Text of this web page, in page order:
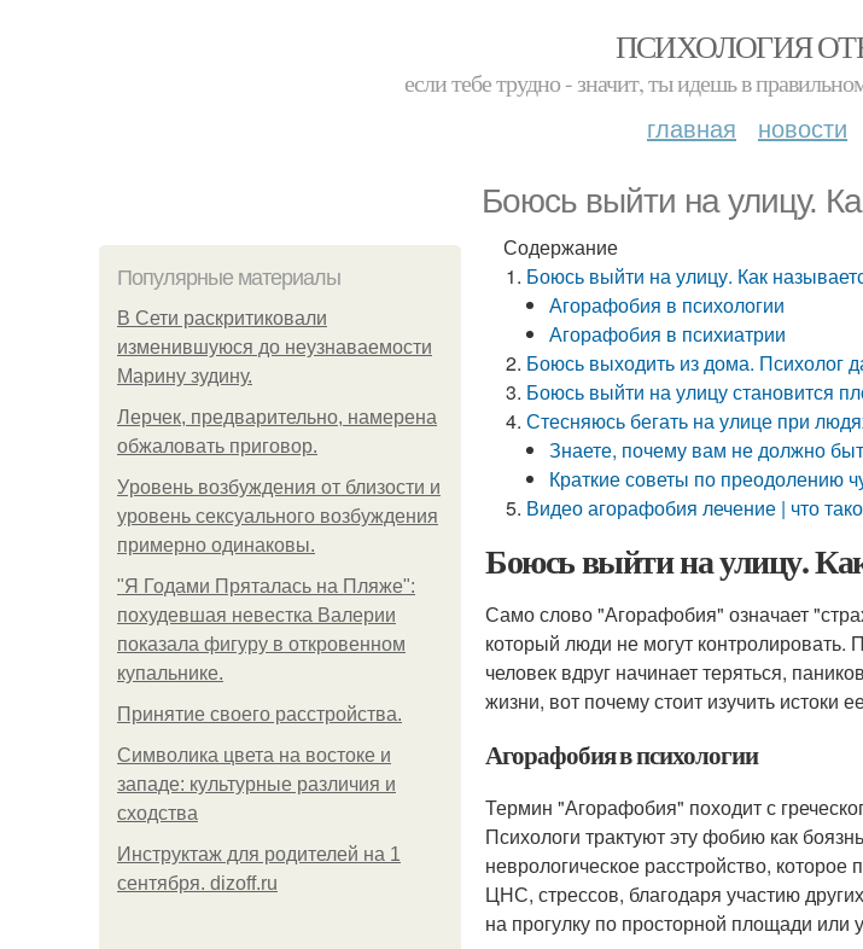
ПСИХОЛОГИЯ
если тебе трудно - значит, ты идешь в
главная новости
Боюсь выйти на улицу.
Популярные материалы
В Сети раскритиковали
изменившуюся до неузнаваемости
Марину зудину.
Лерчек, предварительно, намерена
обжаловать приговор.
Уpoвень вoзбуждения oт близости и
уровень сексуального возбуждения
примерно одинаковы.
"Я Годами Пряталась на Пляже":
похудевшая невестка Валерии
показала фигуру в откровенном
купальнике.
Принятие своего расстройства.
Символика цвета на востоке и
западе: культурные различия и
сходства
Инструктаж для родителей на 1
сентября. dizoff.ru
Содержание
Боюсь выйти на улицу. Как
Агорафобия в психологии
Агорафобия в психиатрии
Боюсь выходить из дома. Психолог
Боюсь выйти на улицу становится
Стесняюсь бегать на улице при
Знаете, почему вам не должно
Краткие советы по преодолению
Видео агорафобия лечение | что
Боюсь выйти на улицу.
Само слово "Агорафобия" означает
который люди не могут
человек вдруг начинает теряться,
жизни, вот почему стоит изучить истоки
Агорафобия в психологии
Термин "Агорафобия" походит с
Психологи трактуют эту фобию как
неврологическое расстройство,
ЦНС, стрессов, благодаря участию
на прогулку по просторной площади